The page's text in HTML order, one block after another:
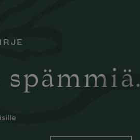
spämmiä.